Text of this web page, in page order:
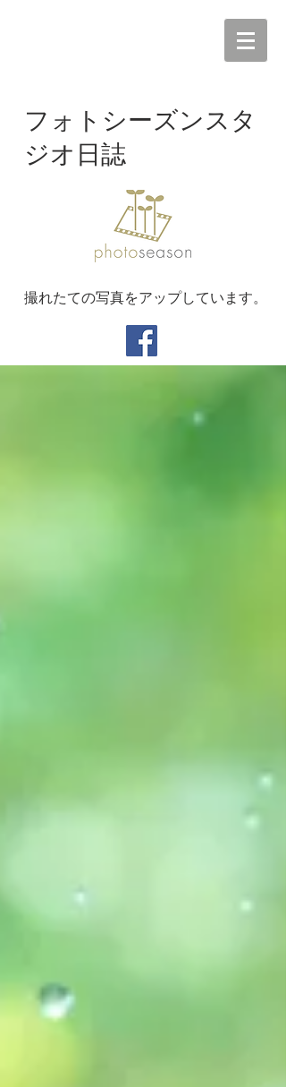
フォトシーズンスタ
ジオ日誌
撮れたての写真をアップしています。